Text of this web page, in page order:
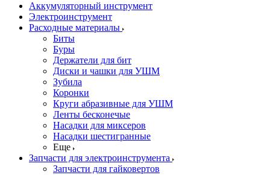
Аккумуляторный инструмент
Электроинструмент
Расходные материалы
Биты
Буры
Держатели для бит
Диски и чашки для УШМ
Зубила
Коронки
Круги абразивные для УШМ
Ленты бесконечые
Насадки для миксеров
Насадки шестигранные
Еще
Запчасти для электроинструмента
Запчасти для гайковертов